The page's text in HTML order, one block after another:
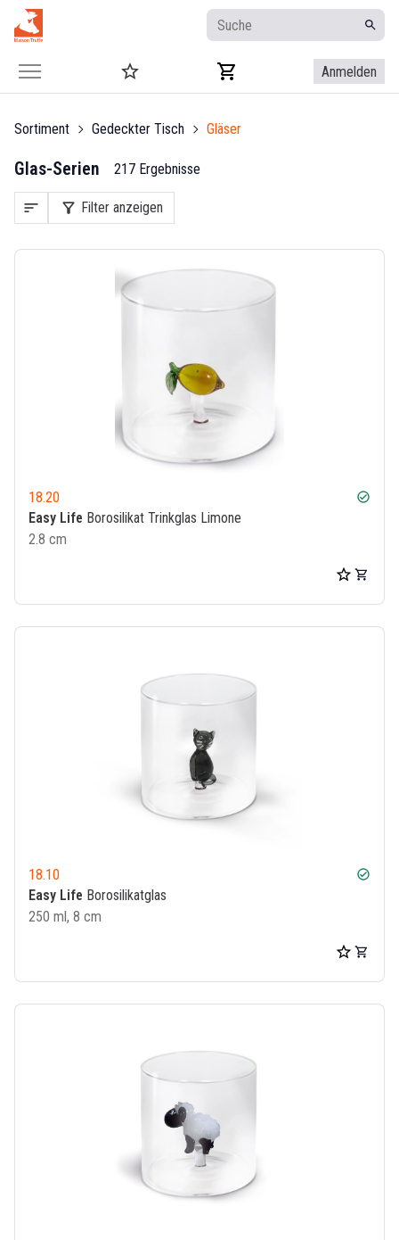
Anmelden
Sortiment Gedeckter Tisch Gläser
Glas-Serien 217 Ergebnisse
sort filter_alt Filter anzeigen
18.20 check_circle
Easy Life Borosilikat Trinkglas Limone
2.8 cm
18.10 check_circle
Easy Life Borosilikatglas
250 ml, 8 cm